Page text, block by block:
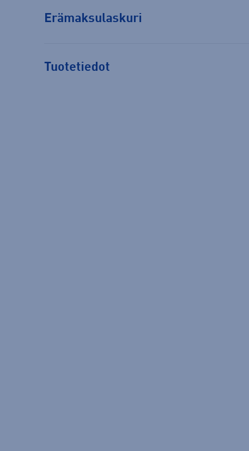
Erämaksulaskuri
Tuotetiedot